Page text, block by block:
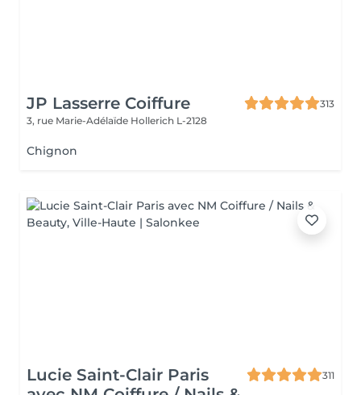
JP Lasserre Coiffure
313
3, rue Marie-Adélaïde Hollerich L-2128
Chignon
Lucie Saint-Clair Paris
311